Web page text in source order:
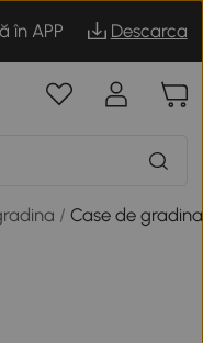
în APP Descarca
/Case de gradina